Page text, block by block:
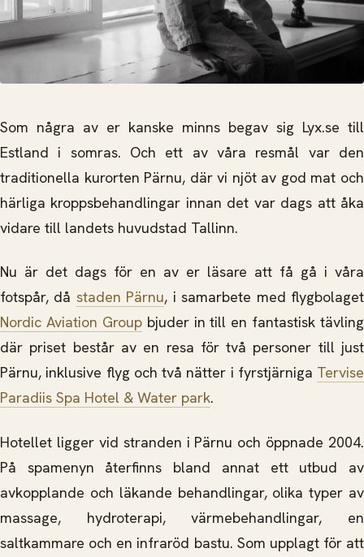
Som några av er kanske minns begav sig Lyx.se till
Estland i somras. Och ett av våra resmål var den
traditionella kurorten Pärnu, där vi njöt av god mat och
härliga kroppsbehandlingar innan det var dags att åka
vidare till landets huvudstad Tallinn.
Nu är det dags för en av er läsare att få gå i våra
fotspår, då staden Pärnu, i samarbete med flygbolaget
Nordic Aviation Groupbjuder in till en fantastisk tävling
där priset består av en resa för två personer till just
Pärnu, inklusive flyg och två nätter i fyrstjärniga Tervise
Paradiis Spa Hotel & Water park.
Hotellet ligger vid stranden i Pärnu och öppnade 2004.
På spamenyn återfinns bland annat ett utbud av
avkopplande och läkande behandlingar, olika typer av
massage, hydroterapi, värmebehandlingar, en
saltkammare och en infraröd bastu. Som upplagt för att